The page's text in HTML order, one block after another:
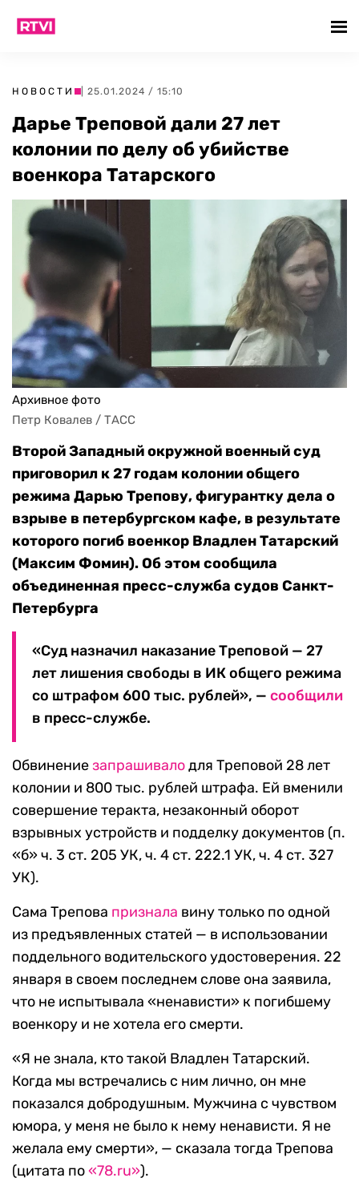
НОВОСТИ | 25.01.2024 / 15:10
Дарье Треповой дали 27 лет
колонии по делу об убийстве
военкора Татарского
Архивное фото
Петр Ковалев / ТАСС
Второй Западный окружной военный суд
приговорил к 27 годам колонии общего
режима Дарью Трепову, фигурантку дела о
взрыве в петербургском кафе, в результате
которого погиб военкор Владлен Татарский
(Максим Фомин). Об этом сообщила
объединенная пресс-служба судов Санкт-
Петербурга
«Суд назначил наказание Треповой — 27
лет лишения свободы в ИК общего режима
со штрафом 600 тыс. рублей», — сообщили
в пресс-службе.
Обвинениезапрашивалодля Треповой 28 лет
колонии и 800 тыс. рублей штрафа. Ей вменили
совершение теракта, незаконный оборот
взрывных устройств и подделку документов (п.
«б» ч. 3 ст. 205 УК, ч. 4 ст. 222.1 УК, ч. 4 ст. 327
УК).
Сама Трепова признала вину только по одной
из предъявленных статей — в использовании
поддельного водительского удостоверения. 22
января в своем последнем слове она заявила,
что не испытывала «ненависти» к погибшему
военкору и не хотела его смерти.
«Я не знала, кто такой Владлен Татарский.
Когда мы встречались с ним лично, он мне
показался добродушным. Мужчина с чувством
юмора, у меня не было к нему ненависти. Я не
желала ему смерти», — сказала тогда Трепова
(цитата по«78.ru»).